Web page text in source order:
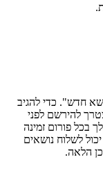
חדש". כדי להגיב
להירשם לפני
בכל פורום זמינה
לשלוח נושאים
הלאה.